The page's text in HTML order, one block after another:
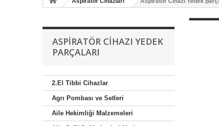
ASPIRATÖR CIHAZI YEDEK
PARÇALARI
2.El Tibbi Cihazlar
Agrı Pombası ve Setleri
Aile Hekimliği Malzemeleri